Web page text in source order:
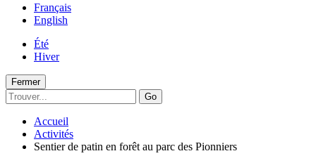
Français
English
Été
Hiver
Fermer
Go
Accueil
Activités
Sentier de patin en forêt au parc des Pionniers